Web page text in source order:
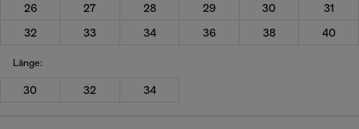
26 27 28 29 30
31
32
33 34 36 38 40
Länge:
30 32 34